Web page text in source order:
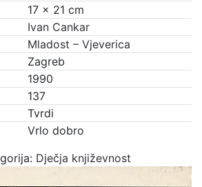
17 × 21 cm
Ivan Cankar
Mladost – Vjeverica
Zagreb
1990
137
Tvrdi
Vrlo dobro
Dječja književnost